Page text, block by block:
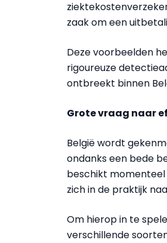
zaak om een
Deze voorbeelden
rigoureuze
ontbreekt binnen
Grote vraag naar
België wordt
ondanks een bede
beschikt
zich in de praktijk
Om hierop in te
verschillende